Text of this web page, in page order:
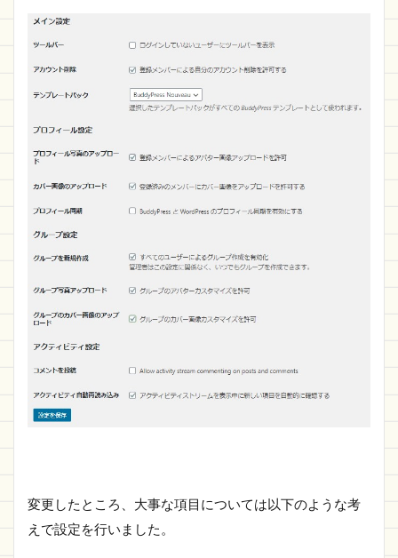
変更したところ、大事な項目については以下のような考
えで設定を行いました。